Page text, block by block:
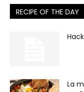
RECIPE OF THE DAY
La